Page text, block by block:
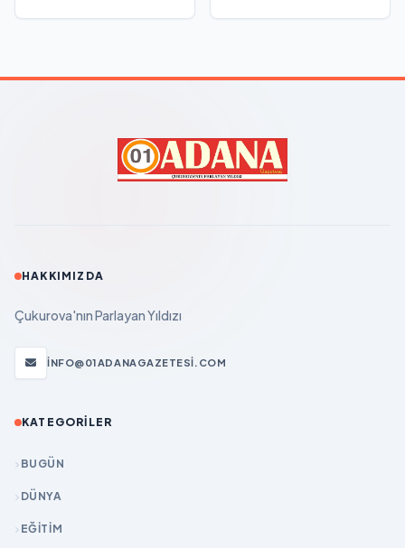
HAKKIMIZDA
Çukurova'nın Parlayan Yıldızı
INFO@01ADANAGAZETESI.COM
KATEGORILER
BUGÜN
DÜNYA
EĞİTİM